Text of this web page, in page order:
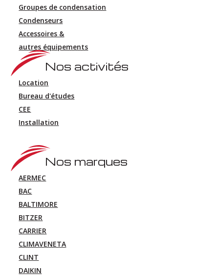
Groupes de condensation
Condenseurs
Accessoires &
autres équipements
Nos activités
Location
Bureau d'études
CEE
Installation
Nos marques
AERMEC
BAC
BALTIMORE
BITZER
CARRIER
CLIMAVENETA
CLINT
DAIKIN